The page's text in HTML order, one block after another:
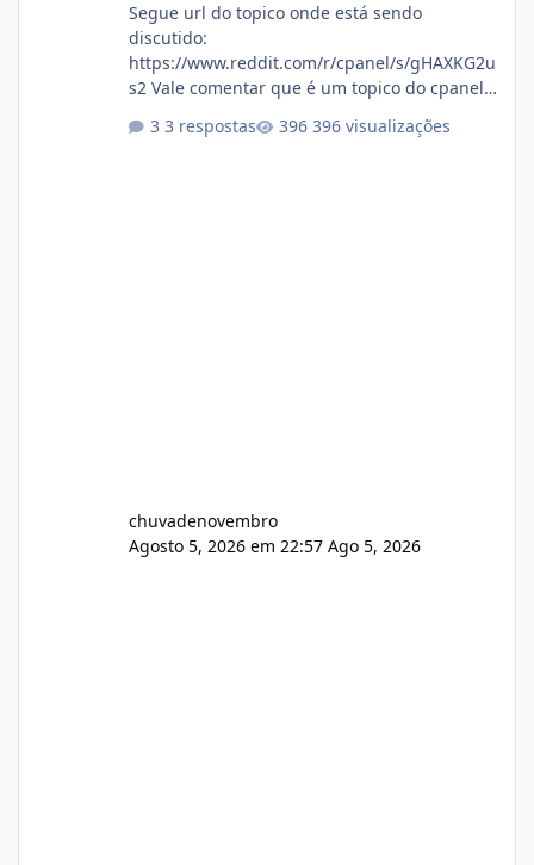
Segue url do topico onde está sendo
discutido:
https://www.reddit.com/r/cpanel/s/gHAXKG2u
s2 Vale comentar que é um topico do cpanel...
3 respostas 396 visualizações
chuvadenovembro
Agosto 5, 2026 em 22:57 Ago 5, 2026